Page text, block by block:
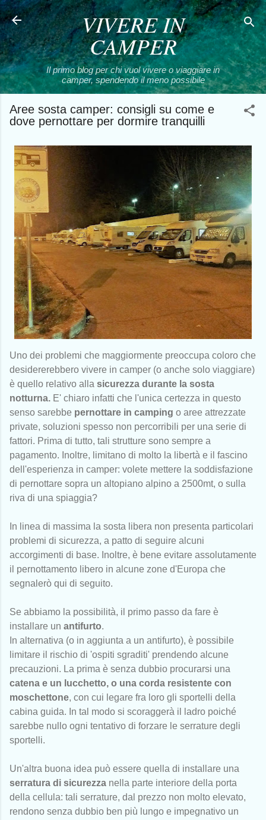
Passa ai contenuti principali
VIVERE IN
CAMPER
Il primo blog per chi vuol vivere o viaggiare in
camper, spendendo il meno possibile
Aree sosta camper: consigli su come e
dove pernottare per dormire tranquilli
Uno dei problemi che maggiormente preoccupa coloro che
desidererebbero vivere in camper (o anche solo viaggiare)
è quello relativo alla sicurezza durante la sosta
notturna. E' chiaro infatti che l'unica certezza in questo
senso sarebbe pernottare in camping o aree attrezzate
private, soluzioni spesso non percorribili per una serie di
fattori. Prima di tutto, tali strutture sono sempre a
pagamento. Inoltre, limitano di molto la libertà e il fascino
dell'esperienza in camper: volete mettere la soddisfazione
di pernottare sopra un altopiano alpino a 2500mt, o sulla
riva di una spiaggia?
In linea di massima la sosta libera non presenta particolari
problemi di sicurezza, a patto di seguire alcuni
accorgimenti di base. Inoltre, è bene evitare assolutamente
il pernottamento libero in alcune zone d'Europa che
segnalerò qui di seguito.
Se abbiamo la possibilità, il primo passo da fare è
installare un antifurto.
In alternativa (o in aggiunta a un antifurto), è possibile
limitare il rischio di 'ospiti sgraditi' prendendo alcune
precauzioni. La prima è senza dubbio procurarsi una
catena e un lucchetto, o una corda resistente con
moschettone, con cui legare fra loro gli sportelli della
cabina guida. In tal modo si scoraggerà il ladro poiché
sarebbe nullo ogni tentativo di forzare le serrature degli
sportelli.
Un'altra buona idea può essere quella di installare una
serratura di sicurezza nella parte interiore della porta
della cellula: tali serrature, dal prezzo non molto elevato,
rendono senza dubbio ben più lungo e impegnativo un